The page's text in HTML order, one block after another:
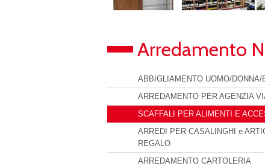
Arredamento
ABBIGLIAMENTO UOMO/DONNA/
ARREDAMENTO PER AGENZIA
SCAFFALI PER ALIMENTI E
ARREDI PER CASALINGHI e
REGALO
ARREDAMENTO CARTOLERIA